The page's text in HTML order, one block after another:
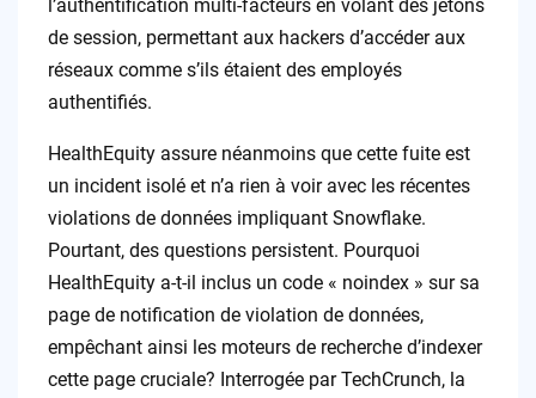
l’authentification multi-facteurs en volant des jetons
de session, permettant aux hackers d’accéder aux
réseaux comme s’ils étaient des employés
authentifiés.
HealthEquity assure néanmoins que cette fuite est
un incident isolé et n’a rien à voir avec les récentes
violations de données impliquant Snowflake.
Pourtant, des questions persistent. Pourquoi
HealthEquity a-t-il inclus un code « noindex » sur sa
page de notification de violation de données,
empêchant ainsi les moteurs de recherche d’indexer
cette page cruciale? Interrogée par TechCrunch, la